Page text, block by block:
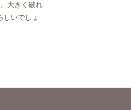
大きく破れ
しいでしょ